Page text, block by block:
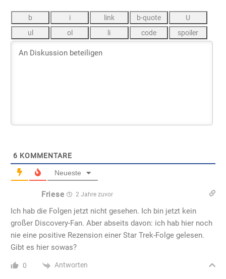
6 KOMMENTARE
Neueste
Friese 2 Jahre zuvor
Ich hab die Folgen jetzt nicht gesehen. Ich bin jetzt kein
großer Discovery-Fan. Aber abseits davon: ich hab hier noch
nie eine positive Rezension einer Star Trek-Folge gelesen.
Gibt es hier sowas?
0 Antworten